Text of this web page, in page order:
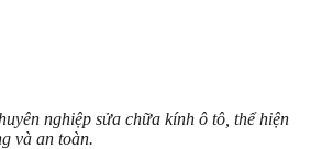
nghiệp sửa chữa kính ô tô, thể hiện
và an toàn.